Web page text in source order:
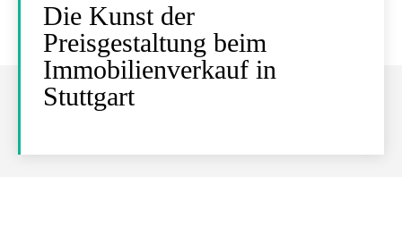
Die Kunst der
Preisgestaltung beim
Immobilienverkauf in
Stuttgart